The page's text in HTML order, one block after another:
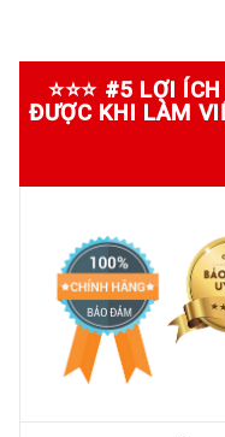
⭐⭐⭐ #5 LỢI
ĐƯỢC KHI LÀM